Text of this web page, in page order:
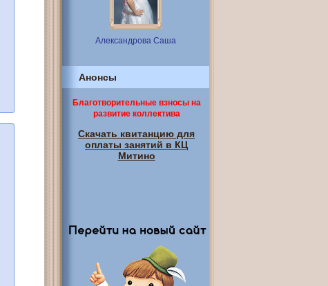
Александрова Саша
Анонсы
Благотворительные взносы на
развитие коллектива
Скачать квитанцию для
оплаты занятий в КЦ
Митино